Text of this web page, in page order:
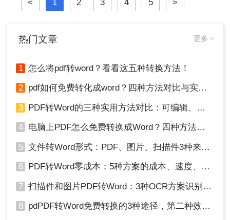
改或展示。那么PDF怎么转换成PPT
呢？本文将介绍三种将PDF转换成
< 1 2 3 4 5 >
热门文章 更多 >
1 怎么将pdf转word？看看这五种转换方法！
2 pdf如何免费转化成word？四种方法对比与实操指南（附详细表格）
3 PDF转Word的三种实用方法对比：可编辑、保格式、避风险！
4 电脑上PDF怎么免费转换成Word？四种方法对比与实操指南（附详细表格）!
5 文件转Word形式：PDF、图片、扫描件3种来源分别怎么处理！
6 PDF转Word零成本：5种方案的成本、速度、精度对比！
7 扫描件和图片PDF转Word：3种OCR方案识别率实测！
8 pdPDF转Word免费转换的3种途径，第二种效率最高！